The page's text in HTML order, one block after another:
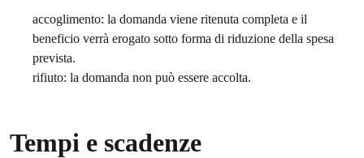
accoglimento: la domanda viene ritenuta completa e il
beneficio verrà erogato sotto forma di riduzione della spesa
prevista.
rifiuto: la domanda non può essere accolta.
Tempi e scadenze